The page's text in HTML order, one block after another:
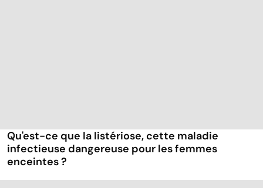
Qu'est-ce que la listériose, cette maladie
infectieuse dangereuse pour les femmes
enceintes ?